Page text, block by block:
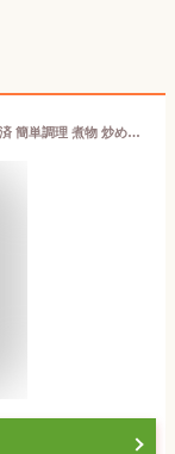
山菜水煮 ぜんまい200gｘ2袋 国産天然 下処理済 簡単調理 煮物 炒め物 お味噌汁 ナムル ビビンバ おせち お正月料理